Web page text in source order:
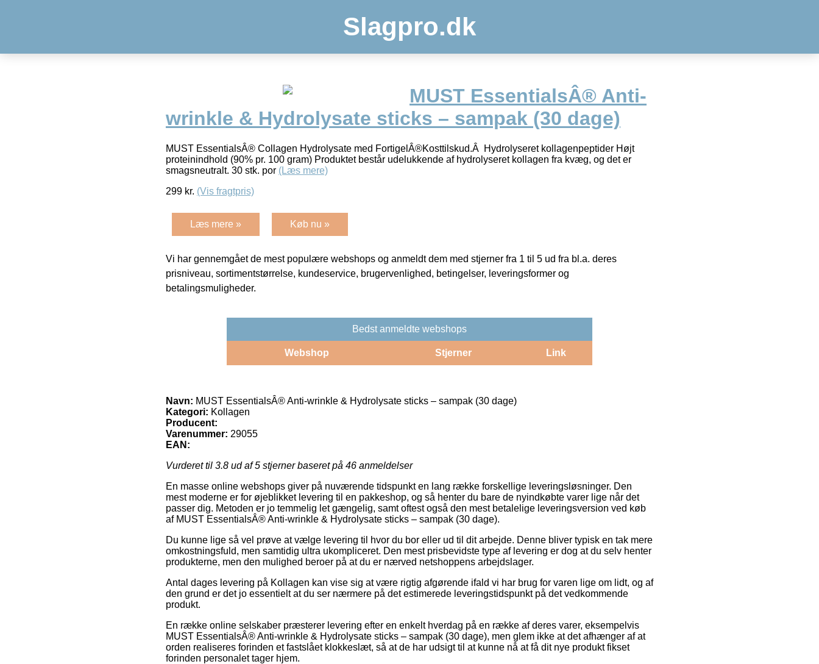
Slagpro.dk
MUST EssentialsÂ® Anti-
wrinkle & Hydrolysate sticks – sampak (30 dage)
MUST EssentialsÂ® Collagen Hydrolysate med FortigelÂ®Kosttilskud.Â Hydrolyseret kollagenpeptider Højt
proteinindhold (90% pr. 100 gram) Produktet består udelukkende af hydrolyseret kollagen fra kvæg, og det er
smagsneutralt. 30 stk. por (Læs mere)
299 kr. (Vis fragtpris)
Læs mere » Køb nu »
Vi har gennemgået de mest populære webshops og anmeldt dem med stjerner fra 1 til 5 ud fra bl.a. deres
prisniveau, sortimentstørrelse, kundeservice, brugervenlighed, betingelser, leveringsformer og
betalingsmuligheder.
Bedst anmeldte webshops
Webshop Stjerner Link
Navn: MUST EssentialsÂ® Anti-wrinkle & Hydrolysate sticks – sampak (30 dage)
Kategori: Kollagen
Producent:
Varenummer: 29055
EAN:
Vurderet til 3.8 ud af 5 stjerner baseret på 46 anmeldelser
En masse online webshops giver på nuværende tidspunkt en lang række forskellige leveringsløsninger. Den
mest moderne er for øjeblikket levering til en pakkeshop, og så henter du bare de nyindkøbte varer lige når det
passer dig. Metoden er jo temmelig let gængelig, samt oftest også den mest betalelige leveringsversion ved køb
af MUST EssentialsÂ® Anti-wrinkle & Hydrolysate sticks – sampak (30 dage).
Du kunne lige så vel prøve at vælge levering til hvor du bor eller ud til dit arbejde. Denne bliver typisk en tak mere
omkostningsfuld, men samtidig ultra ukompliceret. Den mest prisbevidste type af levering er dog at du selv henter
produkterne, men den mulighed beroer på at du er nærved netshoppens arbejdslager.
Antal dages levering på Kollagen kan vise sig at være rigtig afgørende ifald vi har brug for varen lige om lidt, og af
den grund er det jo essentielt at du ser nærmere på det estimerede leveringstidspunkt på det vedkommende
produkt.
En række online selskaber præsterer levering efter en enkelt hverdag på en række af deres varer, eksempelvis
MUST EssentialsÂ® Anti-wrinkle & Hydrolysate sticks – sampak (30 dage), men glem ikke at det afhænger af at
orden realiseres forinden et fastslået klokkeslæt, så at de har udsigt til at kunne nå at få dit nye produkt fikset
forinden personalet tager hjem.